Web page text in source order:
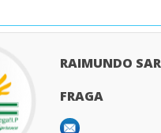
RAIMUNDO
FRAGA